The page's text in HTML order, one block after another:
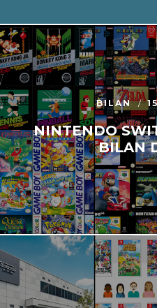
BILAN
NINTENDO
BILAN